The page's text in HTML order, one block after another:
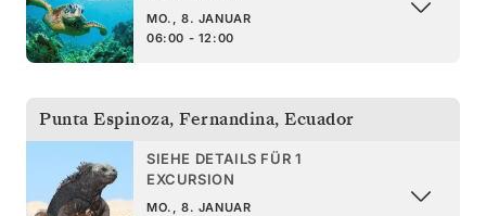
MO., 8. JANUAR
06:00 - 12:00
Punta Espinoza, Fernandina, Ecuador
SIEHE DETAILS FÜR 1
EXCURSION
MO., 8. JANUAR